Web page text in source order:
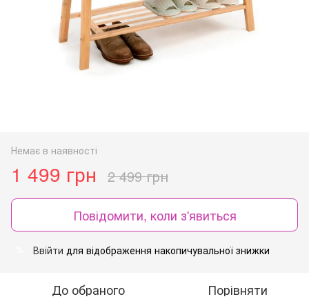
Немає в наявності
1 499 грн 2 499 грн
Повідомити, коли з'явиться
Ввійти для відображення накопичувальної знижки
До обраного Порівняти